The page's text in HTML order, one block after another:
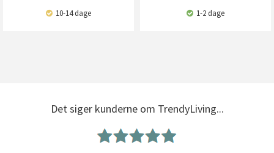
10-14 dage 1-2 dage
Det siger kunderne om TrendyLiving...